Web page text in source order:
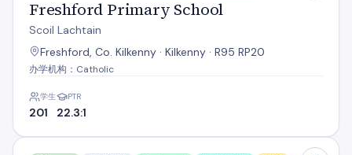
Freshford Primary School
Scoil Lachtain
Freshford, Co. Kilkenny · Kilkenny · R95 RP20
办学机构：Catholic
学生
201
PTR
22.3:1
Gaelscoil Osrai